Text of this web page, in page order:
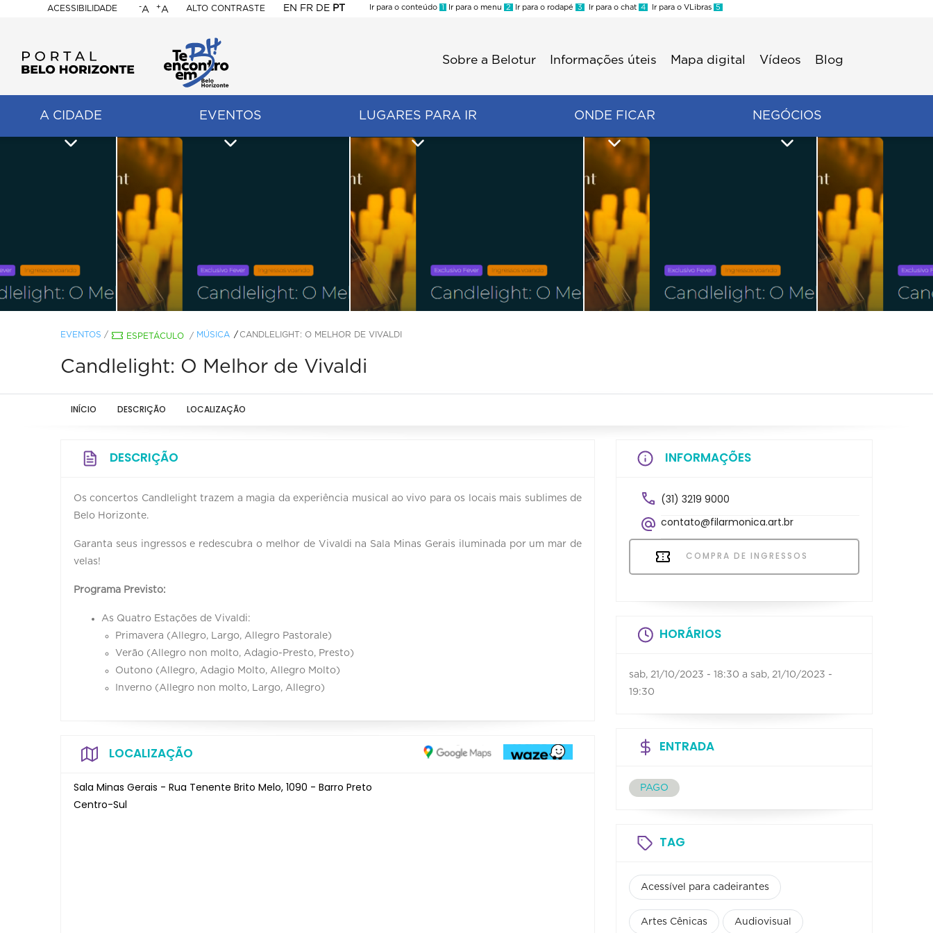
ACESSIBILIDADE
BELO
HORIZONTE
-A +A ALTO CONTRASTE EN FR DE PT
Ir para o conteúdo 1 Ir para o menu 2 Ir para o rodapé 3 Ir para o chat 4 Ir para o VLibras 5
Sobre a Belotur Informações úteis Mapa digital Vídeos Blog
A CIDADE EVENTOS LUGARES PARA IR ONDE FICAR NEGÓCIOS
EVENTOS / ESPETÁCULO / MÚSICA CANDLELIGHT: O MELHOR DE VIVALDI
Candlelight: O Melhor de Vivaldi
INÍCIO DESCRIÇÃO LOCALIZAÇÃO
DESCRIÇÃO
Os concertos Candlelight trazem a magia da experiência musical ao vivo para os locais mais sublimes de
Belo Horizonte.
Garanta seus ingressos e redescubra o melhor de Vivaldi na Sala Minas Gerais iluminada por um mar de
velas!
Programa Previsto:
As Quatro Estações de Vivaldi:
Primavera (Allegro, Largo, Allegro Pastorale)
Verão (Allegro non molto, Adagio-Presto, Presto)
Outono (Allegro, Adagio Molto, Allegro Molto)
Inverno (Allegro non molto, Largo, Allegro)
LOCALIZAÇÃO
Sala Minas Gerais - Rua Tenente Brito Melo, 1090 - Barro Preto
Centro-Sul
INFORMAÇÕES
(31) 3219 9000
contato@filarmonica.art.br
COMPRA DE INGRESSOS
HORÁRIOS
sab, 21/10/2023 - 18:30 a sab, 21/10/2023 -
19:30
ENTRADA
PAGO
TAG
Acessível para cadeirantes
Artes Cênicas Audiovisual